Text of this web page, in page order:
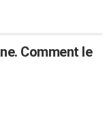
Comment le